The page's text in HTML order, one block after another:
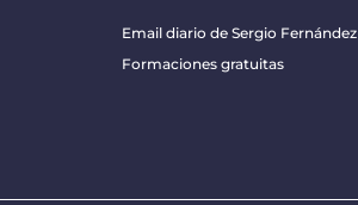
Email diario de Sergio Fernández
Formaciones gratuitas